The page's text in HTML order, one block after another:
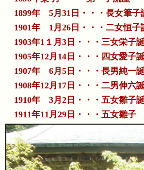
1899年 5月31日・・・長女筆子
1901年 1月26日・・・二女恒子
1903年1１月3日・・・三女栄子
1905年12月14日・・・四女愛子
1907年 6月5日・・・長男純一
1908年12月17日・・・二男伸六
1910年 3月2日・・・五女雛子
1911年11月29日・・・五女雛子